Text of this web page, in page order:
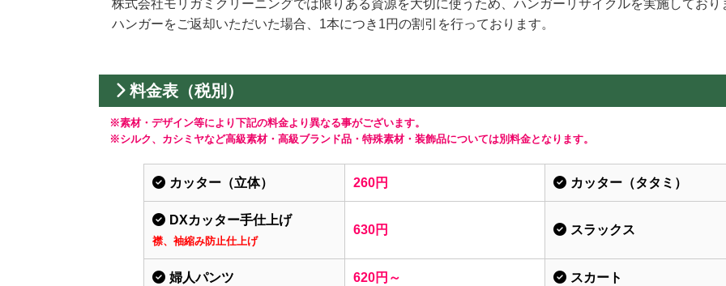
株式会社モリガミクリーニングでは限りある資源を大切に使うため、ハンガーリサイクルを実施しており
ハンガーをご返却いただいた場合、1本につき1円の割引を行っております。
料金表（税別）
※素材・デザイン等により下記の料金より異なる事がございます。
※シルク、カシミヤなど高級素材・高級ブランド品・特殊素材・装飾品については別料金となります。
カッター（立体） 260円 カッター（タタミ）
DXカッター手仕上げ
襟、袖縮み防止仕上げ
630円 スラックス
婦人パンツ 620円～ スカート